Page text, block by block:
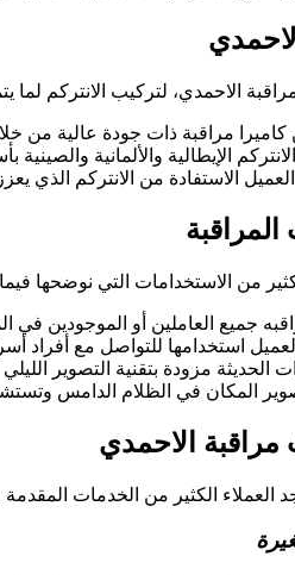
الاحمدي، لتركيب الانتركم لما
مراقبة ذات جودة عالية من
الإيطالية والألمانية والصينية
العميل الاستفادة من الانتركم
من الاستخدامات التي نوضحها
جميع العاملين أو الموجودين في
استخدامها للتواصل مع أفراد
الحديثة مزودة بتقنية التصوير
المكان في الظلام الدامس
الاحمدي
الكثير من الخدمات المقدمة